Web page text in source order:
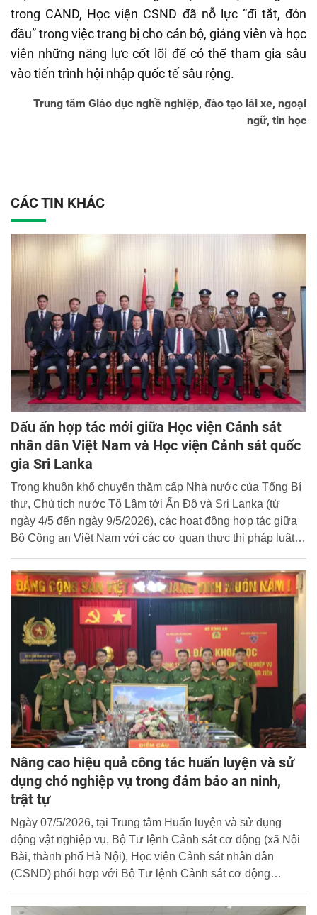
trong CAND, Học viện CSND đã nỗ lực “đi tắt, đón
đầu” trong việc trang bị cho cán bộ, giảng viên và học
viên những năng lực cốt lõi để có thể tham gia sâu
vào tiến trình hội nhập quốc tế sâu rộng.
Trung tâm Giáo dục nghề nghiệp, đào tạo lái xe, ngoại
ngữ, tin học
CÁC TIN KHÁC
Dấu ấn hợp tác mới giữa Học viện Cảnh sát
nhân dân Việt Nam và Học viện Cảnh sát quốc
gia Sri Lanka
Trong khuôn khổ chuyến thăm cấp Nhà nước của Tổng Bí
thư, Chủ tịch nước Tô Lâm tới Ấn Độ và Sri Lanka (từ
ngày 4/5 đến ngày 9/5/2026), các hoạt động hợp tác giữa
Bộ Công an Việt Nam với các cơ quan thực thi pháp luật
hiệu quả, góp phần làm sâu sắc hơn quan hệ hữu nghị,
hợp tác trên lĩnh vực an ninh, thực thi pháp luật.
Nâng cao hiệu quả công tác huấn luyện và sử
dụng chó nghiệp vụ trong đảm bảo an ninh,
trật tự
Ngày 07/5/2026, tại Trung tâm Huấn luyện và sử dụng
động vật nghiệp vụ, Bộ Tư lệnh Cảnh sát cơ động (xã Nội
Bài, thành phố Hà Nội), Học viện Cảnh sát nhân dân
(CSND) phối hợp với Bộ Tư lệnh Cảnh sát cơ động
(CSCĐ) tổ chức Tọa đàm khoa học với chủ đề: “Công tác
huấn luyện và sử dụng chó nghiệp vụ bảo đảm an ninh,